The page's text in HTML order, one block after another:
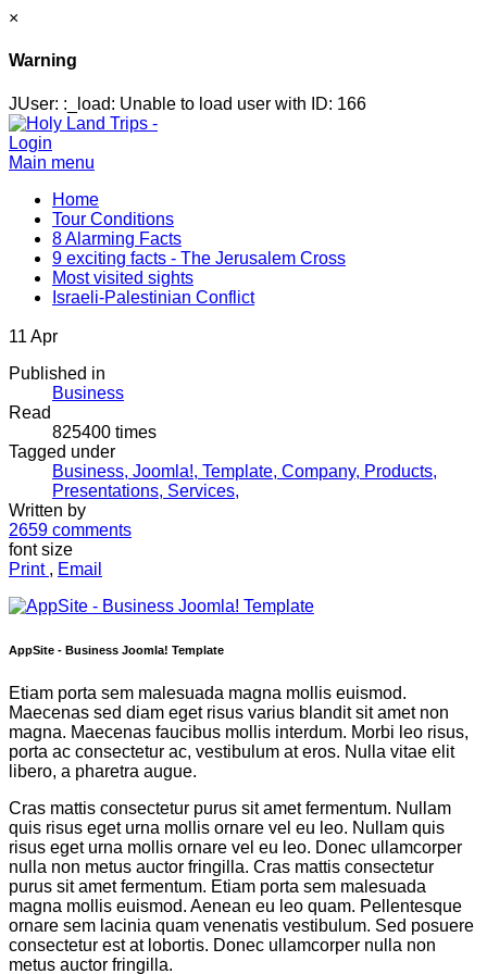
×
Warning
JUser: :_load: Unable to load user with ID: 166
Login
Main menu
Home
Tour Conditions
8 Alarming Facts
9 exciting facts - The Jerusalem Cross
Most visited sights
Israeli-Palestinian Conflict
11 Apr
Published in
Business
Read
825400 times
Tagged under
Business, Joomla!, Template, Company, Products,
Presentations, Services,
Written by
2659 comments
font size
Print , Email
AppSite - Business Joomla! Template
Etiam porta sem malesuada magna mollis euismod.
Maecenas sed diam eget risus varius blandit sit amet non
magna. Maecenas faucibus mollis interdum. Morbi leo risus,
porta ac consectetur ac, vestibulum at eros. Nulla vitae elit
libero, a pharetra augue.
Cras mattis consectetur purus sit amet fermentum. Nullam
quis risus eget urna mollis ornare vel eu leo. Nullam quis
risus eget urna mollis ornare vel eu leo. Donec ullamcorper
nulla non metus auctor fringilla. Cras mattis consectetur
purus sit amet fermentum. Etiam porta sem malesuada
magna mollis euismod. Aenean eu leo quam. Pellentesque
ornare sem lacinia quam venenatis vestibulum. Sed posuere
consectetur est at lobortis. Donec ullamcorper nulla non
metus auctor fringilla.